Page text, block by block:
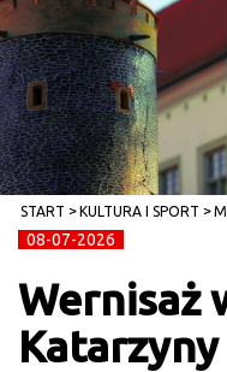
START KULTURA I SPORT
08-07-2026
Wernisaż
Katarzyny